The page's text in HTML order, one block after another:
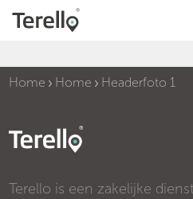
Home
Home Headerfoto 1
Terello is een zakelijke